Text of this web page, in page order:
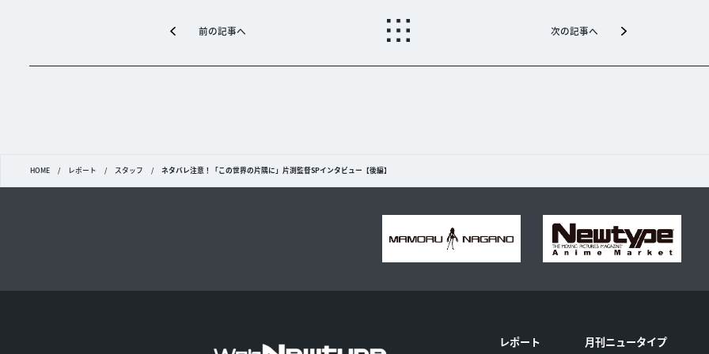
前の記事へ 次の記事へ
HOME / レポート / スタッフ / ネタバレ注意！「この世界の片隅に」片渕監督SPインタビュー【後編】
レポート 月刊ニュータイプ